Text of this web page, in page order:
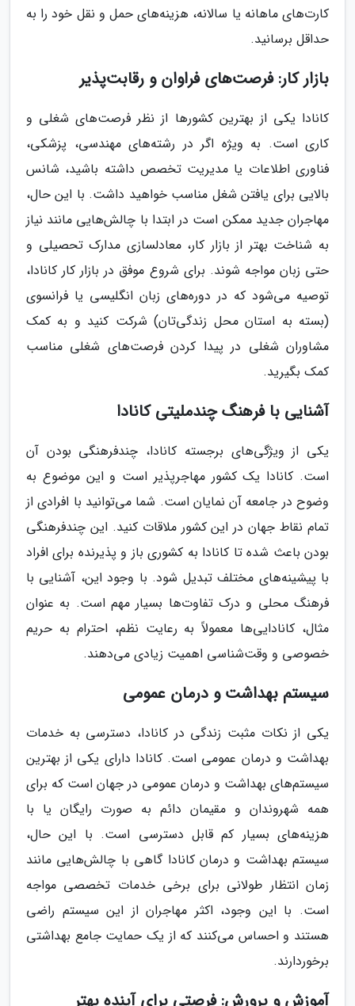
کارت‌های ماهانه یا سالانه، هزینه‌های حمل و نقل خود را به
حداقل برسانید.
بازار کار: فرصت‌های فراوان و رقابت‌پذیر
کانادا یکی از بهترین کشورها از نظر فرصت‌های شغلی و
کاری است. به ویژه اگر در رشته‌های مهندسی، پزشکی،
فناوری اطلاعات یا مدیریت تخصص داشته باشید، شانس
بالایی برای یافتن شغل مناسب خواهید داشت. با این حال،
مهاجران جدید ممکن است در ابتدا با چالش‌هایی مانند نیاز
به شناخت بهتر از بازار کار، معادلسازی مدارک تحصیلی و
حتی زبان مواجه شوند. برای شروع موفق در بازار کار کانادا،
توصیه می‌شود که در دوره‌های زبان انگلیسی یا فرانسوی
(بسته به استان محل زندگی‌تان) شرکت کنید و به کمک
مشاوران شغلی در پیدا کردن فرصت‌های شغلی مناسب
کمک بگیرید.
آشنایی با فرهنگ چندملیتی کانادا
یکی از ویژگی‌های برجسته کانادا، چندفرهنگی بودن آن
است. کانادا یک کشور مهاجرپذیر است و این موضوع به
وضوح در جامعه آن نمایان است. شما می‌توانید با افرادی از
تمام نقاط جهان در این کشور ملاقات کنید. این چندفرهنگی
بودن باعث شده تا کانادا به کشوری باز و پذیرنده برای افراد
با پیشینه‌های مختلف تبدیل شود. با وجود این، آشنایی با
فرهنگ محلی و درک تفاوت‌ها بسیار مهم است. به عنوان
مثال، کانادایی‌ها معمولاً به رعایت نظم، احترام به حریم
خصوصی و وقت‌شناسی اهمیت زیادی می‌دهند.
سیستم بهداشت و درمان عمومی
یکی از نکات مثبت زندگی در کانادا، دسترسی به خدمات
بهداشت و درمان عمومی است. کانادا دارای یکی از بهترین
سیستم‌های بهداشت و درمان عمومی در جهان است که برای
همه شهروندان و مقیمان دائم به صورت رایگان یا با
هزینه‌های بسیار کم قابل دسترسی است. با این حال،
سیستم بهداشت و درمان کانادا گاهی با چالش‌هایی مانند
زمان انتظار طولانی برای برخی خدمات تخصصی مواجه
است. با این وجود، اکثر مهاجران از این سیستم راضی
هستند و احساس می‌کنند که از یک حمایت جامع بهداشتی
برخوردارند.
آموزش و پرورش: فرصتی برای آینده بهتر